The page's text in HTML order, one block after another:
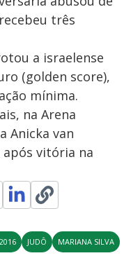
três
a israelense
(golden score),
mínima.
na Arena
Anicka van
após vitória na
JUDÔ MARIANA SILVA